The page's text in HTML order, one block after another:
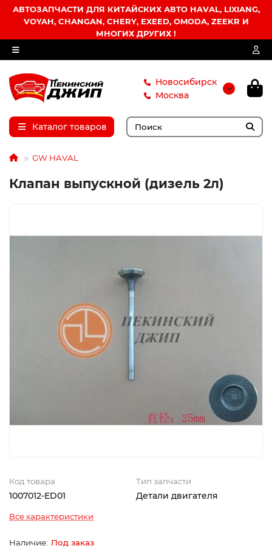
АВТОЗАПЧАСТИ ДЛЯ КИТАЙСКИХ АВТО HAVAL, LIXIANG,
VOYAH, CHANGAN, CHERY, EXEED, OMODA, ZEEKR И
МНОГИХ ДРУГИХ !
Новосибирск
Москва
Каталог товаров
GW HAVAL
Клапан выпускной (дизель 2л)
Код товара
1007012-ED01
Тип запчасти
Детали двигателя
Все характеристики
Под заказ